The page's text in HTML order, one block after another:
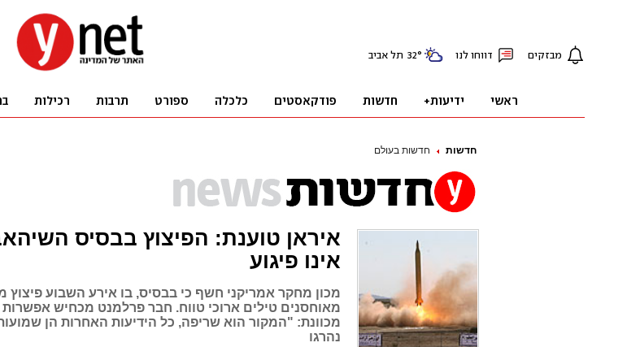
חדשות חדשות בעולם
אינו פיגוע
מכון מחקר אמריקני חשף כי בבסיס, בו אירע השבוע פיצוץ
מאוחסנים טילים ארוכי טווח. חבר פרלמנט מכחיש
נהרגו